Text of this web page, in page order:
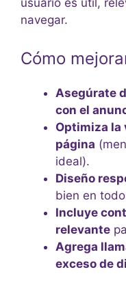
usuario es útil,
navegar.
Cómo
Asegúrate
con el
Optimiza la
página
ideal).
Diseño
bien en
Incluye
relevante
Agrega
exceso de